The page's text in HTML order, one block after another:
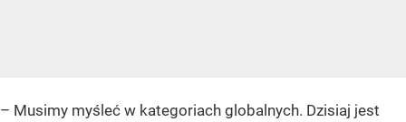
– Musimy myśleć w kategoriach globalnych. Dzisiaj jest